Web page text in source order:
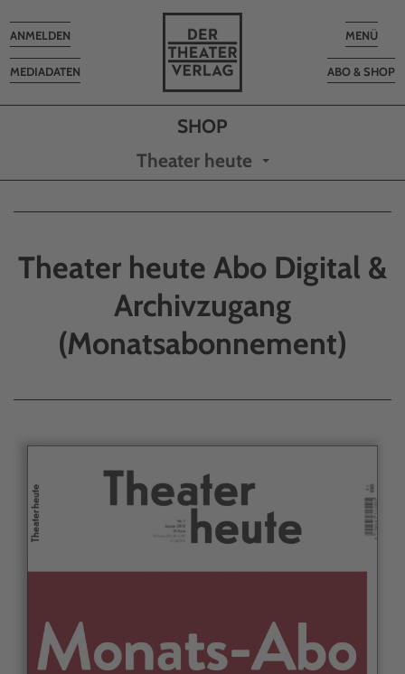
Toggle
MENÜ
ABO & SHOP
MEDIADATEN
Toggle
navigation
ANMELDEN
Theater heute
Theater heute Abo Digital &
Archivzugang
(Monatsabonnement)